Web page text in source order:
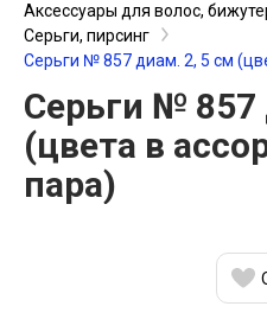
Аксессуары для волос,
Серьги, пирсинг
Серьги № 857 диам. 2, 5 см
Серьги №
(цвета в
пара)